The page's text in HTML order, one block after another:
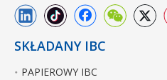
SKŁADANY IBC
PAPIEROWY IBC